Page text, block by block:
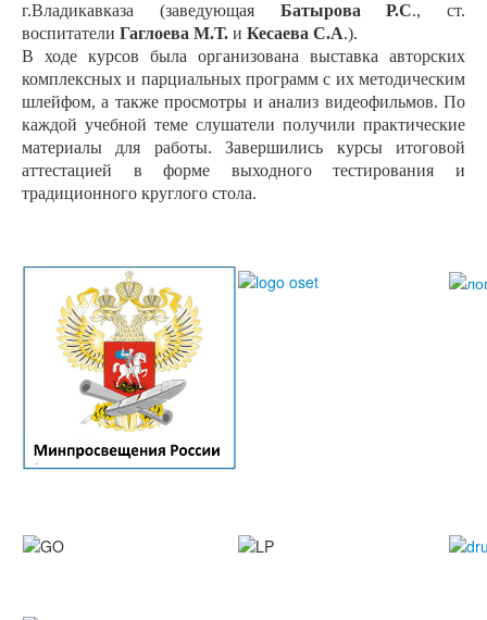
г.Владикавказа (заведующая Батырова Р.С., ст.
воспитатели Гаглоева М.Т. и Кесаева С.А.).
В ходе курсов была организована выставка авторских
комплексных и парциальных программ с их методическим
шлейфом, а также просмотры и анализ видеофильмов. По
каждой учебной теме слушатели получили практические
материалы для работы.Завершились курсы итоговой
аттестацией в форме выходного тестирования и
традиционного круглого стола.